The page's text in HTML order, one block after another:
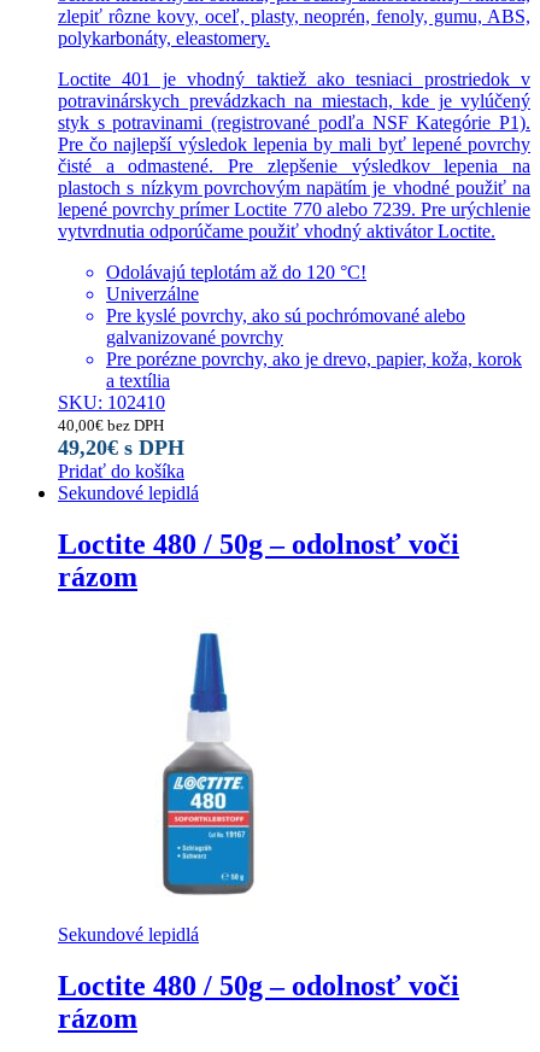
zlepiť rôzne kovy, oceľ, plasty, neoprén, fenoly, gumu, ABS,
polykarbonáty, eleastomery.
Loctite 401 je vhodný taktiež ako tesniaci prostriedok v
potravinárskych prevádzkach na miestach, kde je vylúčený
styk s potravinami (registrované podľa NSF Kategórie P1).
Pre čo najlepší výsledok lepenia by mali byť lepené povrchy
čisté a odmastené. Pre zlepšenie výsledkov lepenia na
plastoch s nízkym povrchovým napätím je vhodné použiť na
lepené povrchy prímer Loctite 770 alebo 7239. Pre urýchlenie
vytvrdnutia odporúčame použiť vhodný aktivátor Loctite.
Odolávajú teplotám až do 120 °C!
Univerzálne
Pre kyslé povrchy, ako sú pochrómované alebo
galvanizované povrchy
Pre porézne povrchy, ako je drevo, papier, koža, korok
a textília
SKU: 102410
40,00€ bez DPH
49,20€ s DPH
Pridať do košíka
Sekundové lepidlá
Loctite 480 / 50g – odolnosť voči
rázom
Sekundové lepidlá
Loctite 480 / 50g – odolnosť voči
rázom